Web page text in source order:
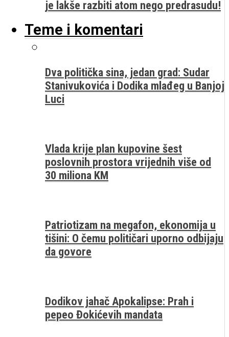
je lakše razbiti atom nego predrasudu!
Teme i komentari
Dva politička sina, jedan grad: Sudar
Stanivukovića i Dodika mlađeg u Banjoj
Luci
Vlada krije plan kupovine šest
poslovnih prostora vrijednih više od
30 miliona KM
Patriotizam na megafon, ekonomija u
tišini: O čemu političari uporno odbijaju
da govore
Dodikov jahač Apokalipse: Prah i
pepeo Đokićevih mandata